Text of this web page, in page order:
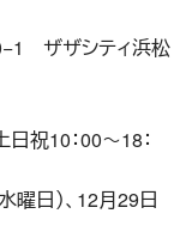
ザザシティ浜松
日祝10：00～18：
曜日）、12月29日